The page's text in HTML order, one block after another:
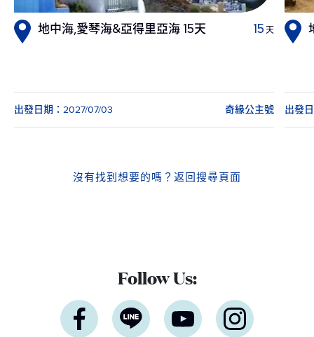
地中海,愛琴海&亞得里亞海 15天 15 天
出發日期：2027/07/03 奇緣公主號 出發
沒有找到想要的嗎？ 返回搜尋頁面
Follow Us: